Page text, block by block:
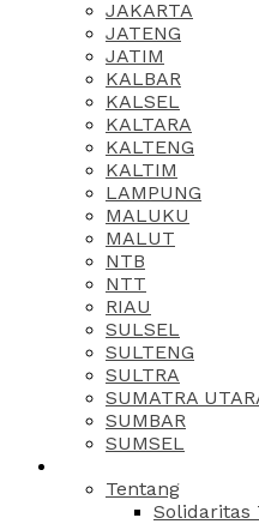
JAKARTA
JATENG
JATIM
KALBAR
KALSEL
KALTARA
KALTENG
KALTIM
LAMPUNG
MALUKU
MALUT
NTB
NTT
RIAU
SULSEL
SULTENG
SULTRA
SUMATRA
SUMBAR
SUMSEL
Tentang
Solidaritas